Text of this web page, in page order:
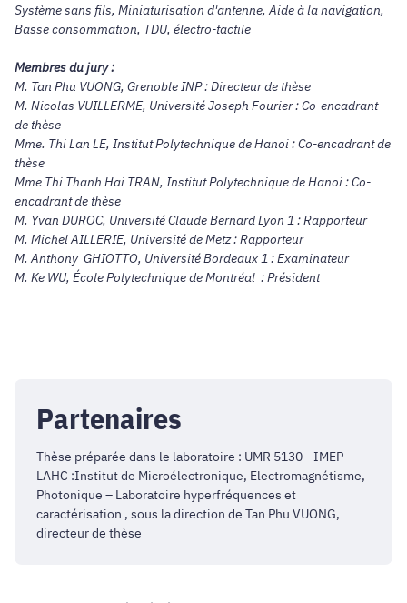
Système sans fils, Miniaturisation d'antenne, Aide à la navigation,
Basse consommation, TDU, électro-tactile
Membres du jury :
M. Tan Phu VUONG, Grenoble INP : Directeur de thèse
M. Nicolas VUILLERME, Université Joseph Fourier : Co-encadrant
de thèse
Mme. Thi Lan LE, Institut Polytechnique de Hanoi : Co-encadrant de
thèse
Mme Thi Thanh Hai TRAN, Institut Polytechnique de Hanoi : Co-
encadrant de thèse
M. Yvan DUROC, Université Claude Bernard Lyon 1 : Rapporteur
M. Michel AILLERIE, Université de Metz : Rapporteur
M. Anthony GHIOTTO, Université Bordeaux 1 : Examinateur
M. Ke WU, École Polytechnique de Montréal : Président
Partenaires
Thèse préparée dans le laboratoire : UMR 5130 - IMEP-
LAHC :Institut de Microélectronique, Electromagnétisme,
Photonique – Laboratoire hyperfréquences et
caractérisation , sous la direction de Tan Phu VUONG,
directeur de thèse